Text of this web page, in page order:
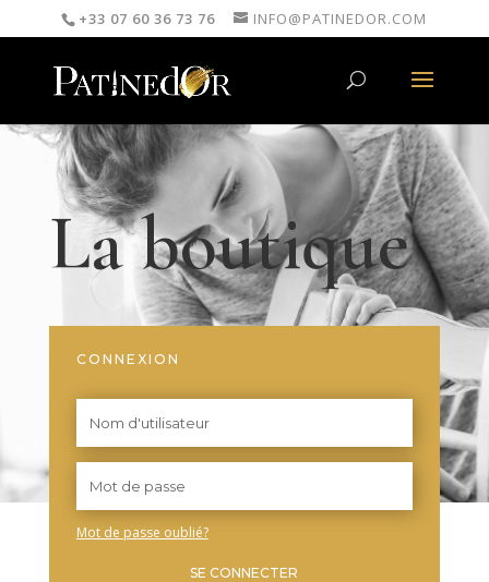
+33 07 60 36 73 76 INFO@PATINEDOR.COM
La boutique
CONNEXION
Mot de passe oublié?
SE CONNECTER